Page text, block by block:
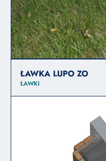
ŁAWKA LUPO ZO
ŁAWKI